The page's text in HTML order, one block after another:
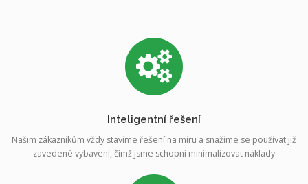
Inteligentní řešení
Našim zákazníkům vždy stavíme řešení na míru a snažíme se používat již
zavedené vybavení, čímž jsme schopni minimalizovat náklady